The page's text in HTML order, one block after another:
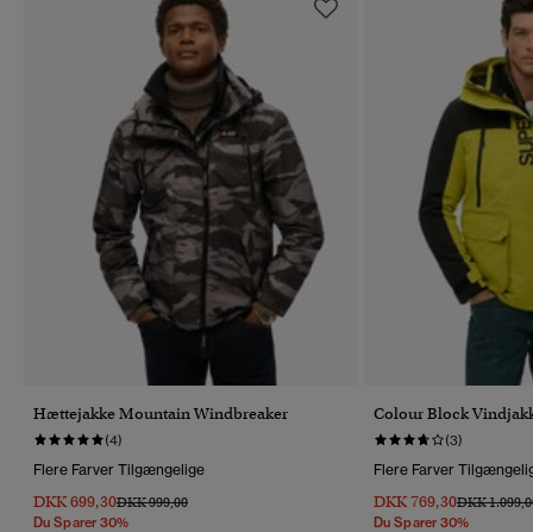
Hættejakke Mountain Windbreaker
(4)
Flere Farver Tilgængelige
DKK 699,30Pris Nedsat Fra
DKK 999,00Til
Du Sparer 30%
Colour Block
(3)
Flere Farver
DKK 769,30Pris Nedsat
DKK
Du Sparer 30%